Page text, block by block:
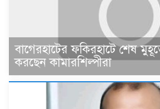
বাগেরহাটের ফকিরহাটে শেষ
করছেন কামারশিল্পীরা